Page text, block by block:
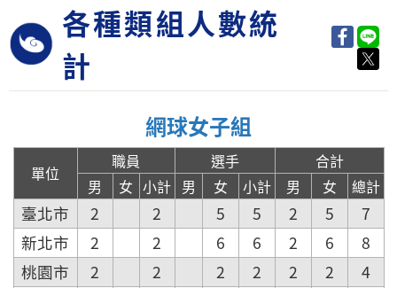
各種類組人數統
計
網球女子組
單位
職員 選手
合計
男
女 小計 男 女 小計 男 女 總計
臺北市 2 2 5 5 2 5
7
新北市
2 2 6 6 2 6
8
桃園市
2 2 2 2 2 2
4